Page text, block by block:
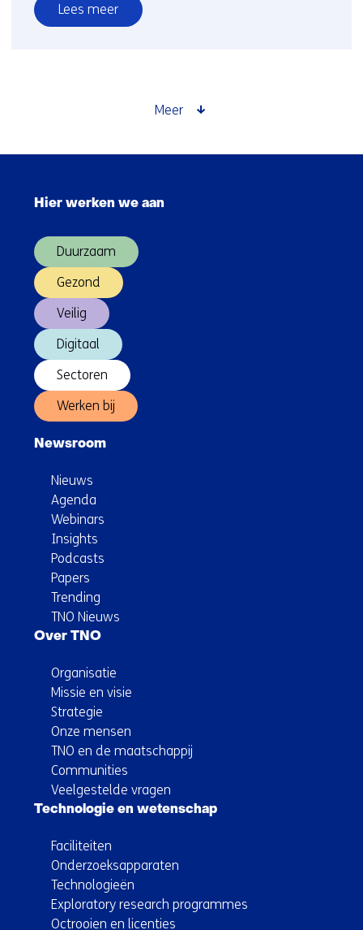
Lees meer
over
in
Meer
Hier werken we aan
Duurzaam
Gezond
Veilig
Digitaal
Sectoren
Werken bij
Newsroom
Nieuws
Agenda
Webinars
Insights
Podcasts
Papers
Trending
TNO Nieuws
Over TNO
Organisatie
Missie en visie
Strategie
Onze mensen
TNO en de maatschappij
Communities
Veelgestelde vragen
Technologie en wetenschap
Faciliteiten
Onderzoeksapparaten
Technologieën
Exploratory research programmes
Octrooien en licenties